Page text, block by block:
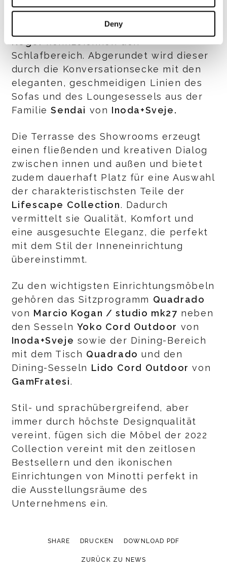
Deny
und die Schneiderkunst des von
entworfenen Bettes
Schlafbereich. Abgerundet wird dieser
durch die Konversationsecke mit den
eleganten, geschmeidigen Linien des
Sofas und des Loungesessels aus der
FamilieSendai von Inoda+Sveje.
Die Terrasse des Showrooms erzeugt
einen fließenden und kreativen Dialog
zwischen innen und außen und bietet
zudem dauerhaft Platz für eine Auswahl
der charakteristischsten Teile der
Lifescape Collection. Dadurch
vermittelt sie Qualität, Komfort und
eine ausgesuchte Eleganz, die perfekt
mit dem Stil der Inneneinrichtung
übereinstimmt.
Zu den wichtigsten Einrichtungsmöbeln
gehören das Sitzprogramm Quadrado
von Marcio Kogan / studio mk27 neben
den Sesseln Yoko Cord Outdoor von
Inoda+Sveje sowie der Dining-Bereich
mit dem Tisch Quadrado und den
Dining-Sesseln Lido Cord Outdoor von
GamFratesi.
Stil- und sprachübergreifend, aber
immer durch höchste Designqualität
vereint, fügen sich die Möbel der 2022
Collection vereint mit den zeitlosen
Bestsellern und den ikonischen
Einrichtungen von Minotti perfekt in
die Ausstellungsräume des
Unternehmens ein.
SHARE DRUCKEN DOWNLOAD PDF
ZURÜCK ZU NEWS